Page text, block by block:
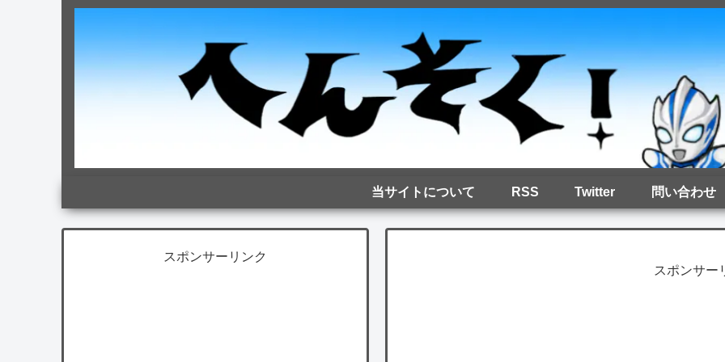
当サイトについて RSS Twitter 問い合わせ
スポンサー
スポンサーリンク